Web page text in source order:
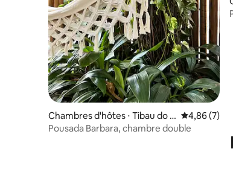
Chambres d'hôtes ⋅ Tibau do S
ul
Évaluation
4,86 (7)
Pousada Barbara, chambre double